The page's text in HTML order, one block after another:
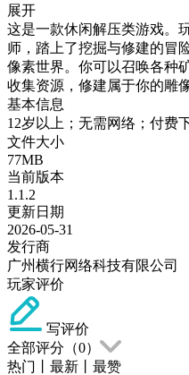
展开
这是一款休闲解压类游戏。
师，踏上了挖掘与修建的冒
像素世界。你可以召唤各种
收集资源，修建属于你的雕像
基本信息
12岁以上；无需网络；付费
文件大小
77MB
当前版本
1.1.2
更新日期
2026-05-31
发行商
广州横行网络科技有限公司
玩家评价
写评价
全部评分（0）
热门
最新
最赞